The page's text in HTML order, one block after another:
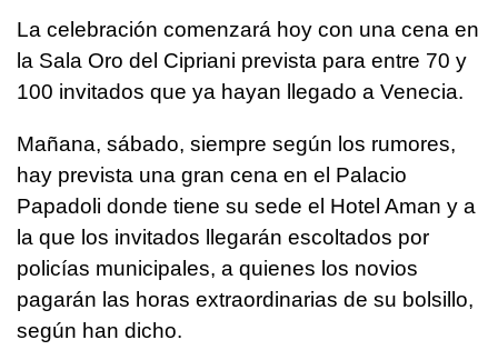
La celebración comenzará hoy con una cena en
la Sala Oro del Cipriani prevista para entre 70 y
100 invitados que ya hayan llegado a Venecia.
Mañana, sábado, siempre según los rumores,
hay prevista una gran cena en el Palacio
Papadoli donde tiene su sede el Hotel Aman y a
la que los invitados llegarán escoltados por
policías municipales, a quienes los novios
pagarán las horas extraordinarias de su bolsillo,
según han dicho.